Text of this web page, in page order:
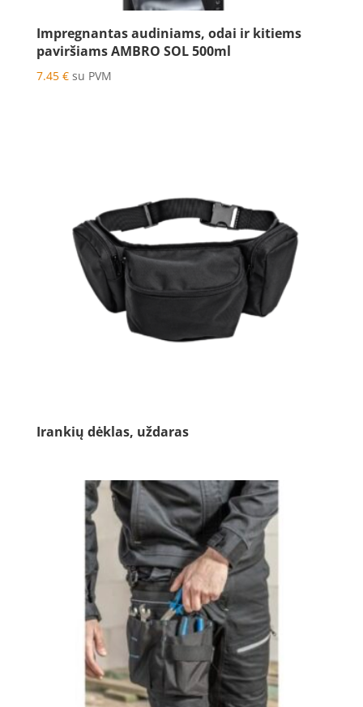
Impregnantas audiniams, odai ir kitiems
paviršiams AMBRO SOL 500ml
7.45 € su PVM
Irankių dėklas, uždaras